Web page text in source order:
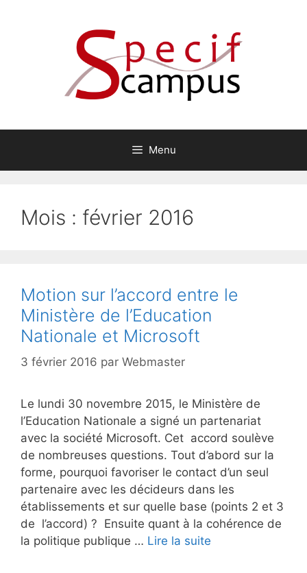
Menu
Mois : février 2016
Motion sur l’accord entre le
Ministère de l’Education
Nationale et Microsoft
3 février 2016 par Webmaster
Le lundi 30 novembre 2015, le Ministère de
l’Education Nationale a signé un partenariat
avec la société Microsoft. Cet accord soulève
de nombreuses questions. Tout d’abord sur la
forme, pourquoi favoriser le contact d’un seul
partenaire avec les décideurs dans les
établissements et sur quelle base (points 2 et 3
de l’accord) ? Ensuite quant à la cohérence de
la politique publique … Lire la suite